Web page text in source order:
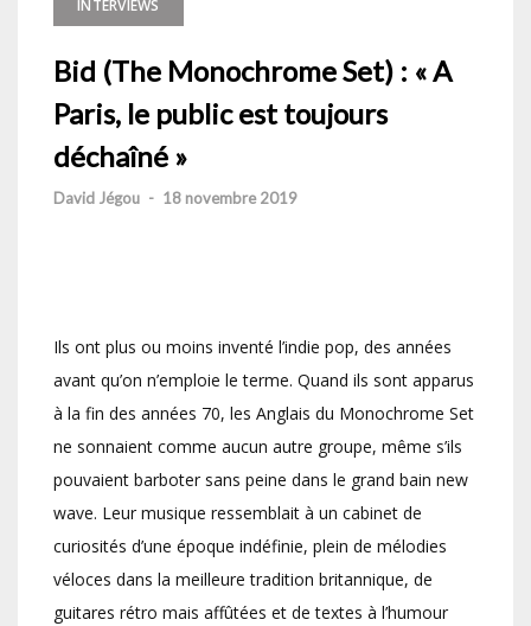
INTERVIEWS
Bid (The Monochrome Set) : « A
Paris, le public est toujours
déchaîné »
David Jégou - 18 novembre 2019
Ils ont plus ou moins inventé l’indie pop, des années
avant qu’on n’emploie le terme. Quand ils sont apparus
à la fin des années 70, les Anglais du Monochrome Set
ne sonnaient comme aucun autre groupe, même s’ils
pouvaient barboter sans peine dans le grand bain new
wave. Leur musique ressemblait à un cabinet de
curiosités d’une époque indéfinie, plein de mélodies
véloces dans la meilleure tradition britannique, de
guitares rétro mais affûtées et de textes à l’humour